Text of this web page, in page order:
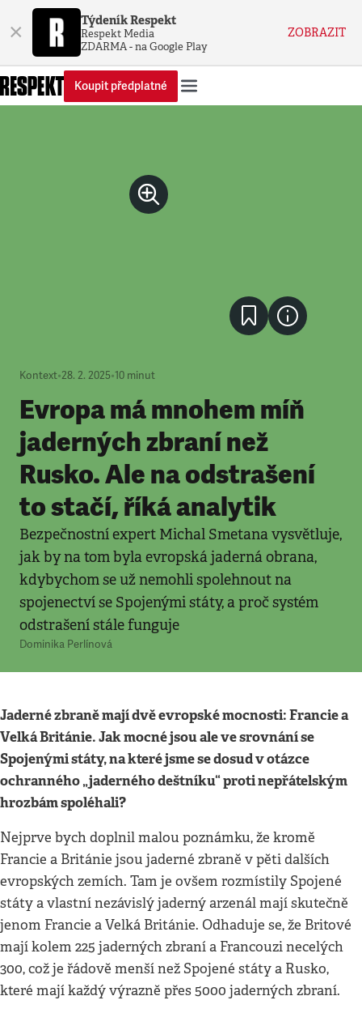
× Týdeník Respekt
Respekt Media
ZDARMA - na Google Play
ZOBRAZIT
Koupit předplatné
Kontext•28. 2. 2025•10 minut
Evropa má mnohem míň
jaderných zbraní než
Rusko. Ale na odstrašení
to stačí, říká analytik
Bezpečnostní expert Michal Smetana vysvětluje,
jak by na tom byla evropská jaderná obrana,
kdybychom se už nemohli spolehnout na
spojenectví se Spojenými státy, a proč systém
odstrašení stále funguje
Dominika Perlínová
Jaderné zbraně mají dvě evropské mocnosti: Francie a
Velká Británie. Jak mocné jsou ale ve srovnání se
Spojenými státy, na které jsme se dosud v otázce
ochranného „jaderného deštníku“ proti nepřátelským
hrozbám spoléhali?
Nejprve bych doplnil malou poznámku, že kromě
Francie a Británie jsou jaderné zbraně v pěti dalších
evropských zemích. Tam je ovšem rozmístily Spojené
státy a vlastní nezávislý jaderný arzenál mají skutečně
jenom Francie a Velká Británie. Odhaduje se, že Britové
mají kolem 225 jaderných zbraní a Francouzi necelých
300, což je řádově menší než Spojené státy a Rusko,
které mají každý výrazně přes 5000 jaderných zbraní.